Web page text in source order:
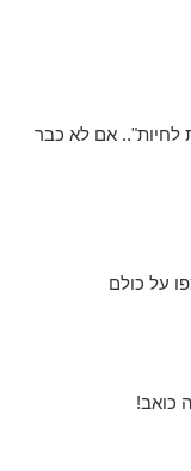
לחיות".. אם לא כבר
על כולם
כואב!